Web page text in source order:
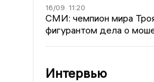
16/09 11:20
СМИ: чемпион мира
фигурантом дела о
Интервью